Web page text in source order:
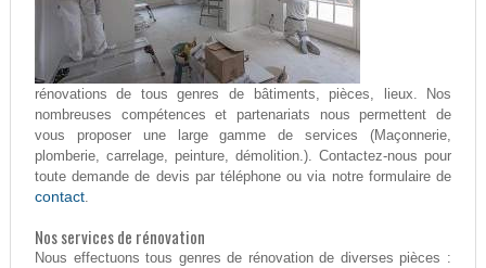
rénovations de tous genres de bâtiments, pièces, lieux. Nos
nombreuses compétences et partenariats nous permettent de
vous proposer une large gamme de services (Maçonnerie,
plomberie, carrelage, peinture, démolition.). Contactez-nous pour
toute demande de devis par téléphone ou via notre formulaire de
contact.
Nos services de rénovation
Nous effectuons tous genres de rénovation de diverses pièces :